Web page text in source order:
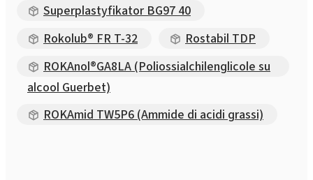
Superplastyfikator BG97 40
Rokolub® FR T-32
Rostabil TDP
ROKAnol®GA8LA (Poliossialchilenglicole su
alcool Guerbet)
ROKAmid TW5P6 (Ammide di acidi grassi)